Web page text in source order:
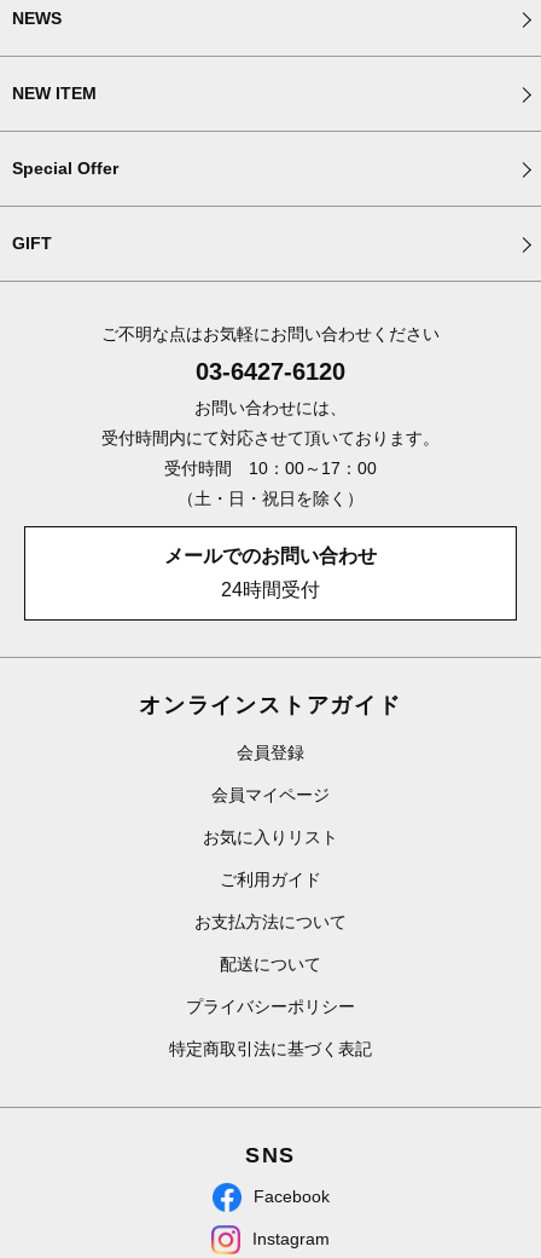
NEWS
NEW ITEM
Special Offer
GIFT
ご不明な点はお気軽にお問い合わせください
03-6427-6120
お問い合わせには、
受付時間内にて対応させて頂いております。
受付時間 10：00～17：00
（土・日・祝日を除く）
メールでのお問い合わせ
24時間受付
オンラインストアガイド
会員登録
会員マイページ
お気に入りリスト
ご利用ガイド
お支払方法について
配送について
プライバシーポリシー
特定商取引法に基づく表記
SNS
Facebook
Instagram